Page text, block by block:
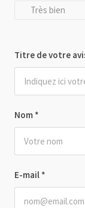
Nom *
E-mail *
Très bien
Titre de votre